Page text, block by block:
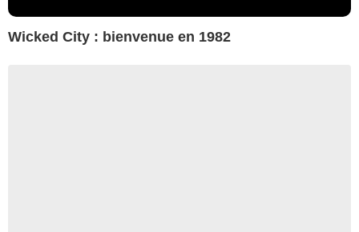
Wicked City : bienvenue en 1982